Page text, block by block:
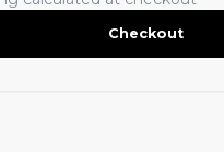
Checkout